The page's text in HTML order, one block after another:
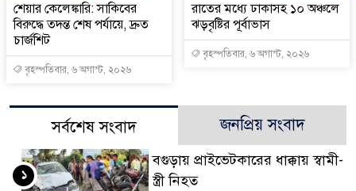
শেয়ার কেলেঙ্কারি: সাকিবের
বিরুদ্ধে তদন্ত শেষ পর্যায়ে, দ্রুত
চার্জশিট
বৃহস্পতিবার, ৬ অগাস্ট, ২০২৬
রাতের মধ্যে ঢাকাসহ ১০ অঞ্চলে
ঝড়বৃষ্টির পূর্বাভাস
বৃহস্পতিবার, ৬ অগাস্ট, ২০২৬
সর্বশেষ সংবাদ জনপ্রিয় সংবাদ
বগুড়ায় প্রাইভেটকারের ধাক্কায় স্বামী-
স্ত্রী নিহত
১